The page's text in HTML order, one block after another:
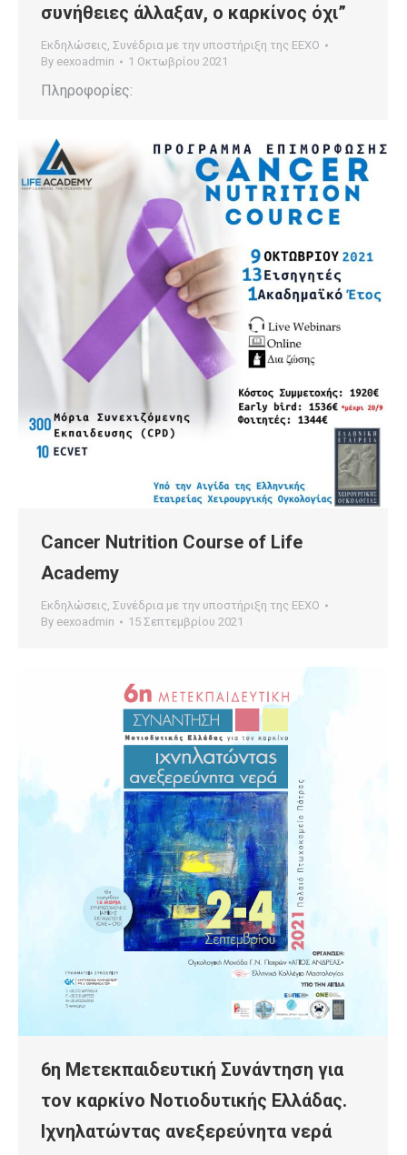
συνήθειες άλλαξαν, ο καρκίνος όχι”
Εκδηλώσεις Συνέδρια με την υποστήριξη της ΕΕΧΟ
By eexoadmin 1 Οκτωβρίου 2021
Πληροφορίες:
Cancer Nutrition Course of Life
Academy
Εκδηλώσεις, Συνέδρια με την υποστήριξη της ΕΕΧΟ
By eexoadmin 15 Σεπτεμβρίου 2021
6η Μετεκπαιδευτική Συνάντηση για
τον καρκίνο Νοτιοδυτικής Ελλάδας.
Ιχνηλατώντας ανεξερεύνητα νερά